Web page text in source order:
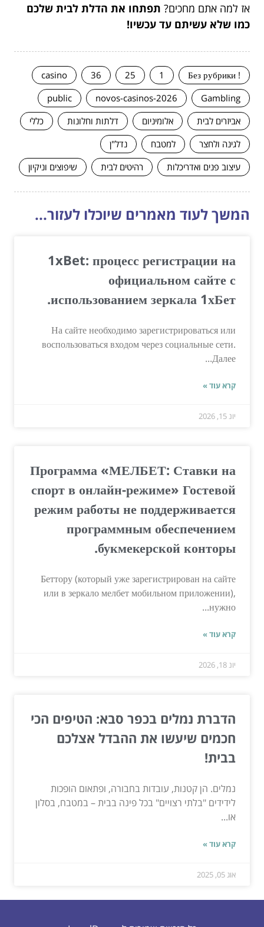
אז למה אתם מחכים? תפתחו את הדלת לבית שלכם
כמו שלא עשיתם עד עכשיו!
! Без рубрики
1
25
36
casino
Gambling
novos-casinos-2026
public
אביזרים לבית
אלומיניום דלתות וחלונות
כללי
לגינה ולחצר
למטבח
נדל"ן
עיצוב פנים ואדריכלות
רהיטים לבית שיפוצים וניקיון
המשך לעוד מאמרים שיוכלו לעזור...
1xBet: процесс регистрации на
официальном сайте с
использованием зеркала 1хБет.
На сайте необходимо зарегистрироваться или
воспользоваться входом через социальные сети.
Далее...
קרא עוד »
יונ 15, 2026
Программа «МЕЛБЕТ: Ставки на
спорт в онлайн-режиме» Гостевой
режим работы не поддерживается
программным обеспечением
букмекерской конторы.
Беттору (который уже зарегистрирован на сайте
или в зеркало мелбет мобильном приложении),
нужно...
קרא עוד »
יונ 18, 2026
הדברת נמלים בכפר סבא: הטיפים הכי
חכמים שיעשו את ההבדל אצלכם
בבית!
נמלים. הן קטנות, עובדות בחבורה, ופתאום הופכות
לידידים "בלתי רצויים" בכל פינה בבית – במטבח, בסלון
או...
קרא עוד »
אוג 05, 2025